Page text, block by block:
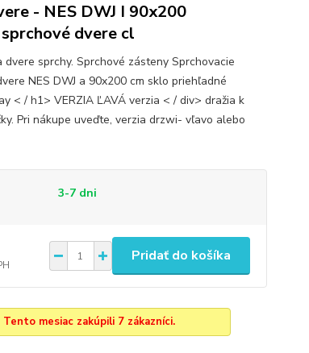
- NES DWJ I 90x200
dvere cl
dvere sprchy. Sprchové zásteny Sprchovacie
NES DWJ a 90x200 cm sklo priehľadné
< / h1> VERZIA ĽAVÁ verzia < / div> dražia k
Pri nákupe uveďte, verzia drzwi- vľavo alebo
3-7 dni
Pridať do košíka
Tento mesiac zakúpili 7 zákazníci.